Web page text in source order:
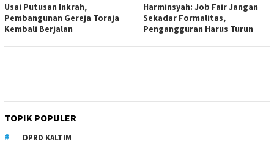
Usai Putusan Inkrah,
Pembangunan Gereja Toraja
Kembali Berjalan
Harminsyah: Job Fair Jangan
Sekadar Formalitas,
Pengangguran Harus Turun
TOPIK POPULER
DPRD KALTIM